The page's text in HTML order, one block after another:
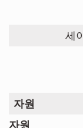
세
자원
자원